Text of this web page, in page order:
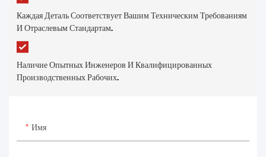
Каждая Деталь Соответствует Вашим Техническим Требованиям
И Отраслевым Стандартам.
Наличие Опытных Инженеров И Квалифицированных
Производственных Рабочих.
Имя